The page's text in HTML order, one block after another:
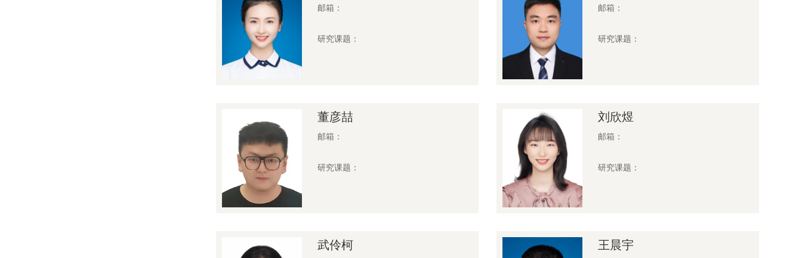
邮箱：
研究课题：
邮箱：
研究课题：
董彦喆
邮箱：
研究课题：
刘欣煜
邮箱：
研究课题：
武伶柯 王晨宇